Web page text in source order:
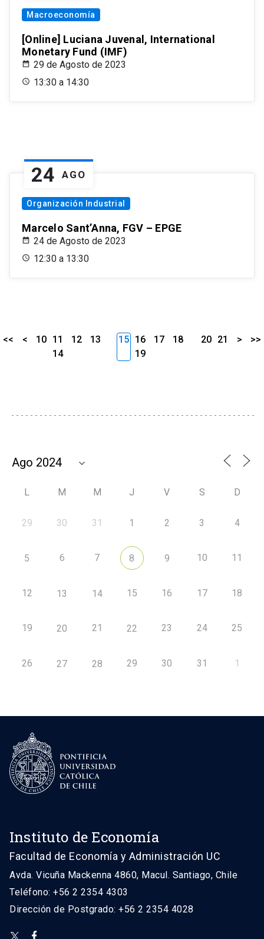
Macroeconomía
[Online] Luciana Juvenal, International
Monetary Fund (IMF)
29 de Agosto de 2023
13:30 a 14:30
24 AGO
Organización Industrial
Marcelo Sant’Anna, FGV – EPGE
24 de Agosto de 2023
12:30 a 13:30
<< < 10 11 12
13
14
15 16 17
18
19
20 21 > >>
L M M J V S D
29 30 31 1 2 3 4
5 6 7 8 9 10 11
12 13 14 15 16 17 18
19 20 21 22 23 24 25
26 27 28 29 30 31 1
Instituto de Economía
Facultad de Economía y Administración UC
Avda. Vicuña Mackenna 4860, Macul. Santiago, Chile
Teléfono: +56 2 2354 4303
Dirección de Postgrado: +56 2 2354 4028